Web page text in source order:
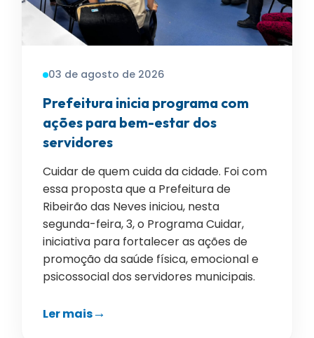
03 de agosto de 2026
Prefeitura inicia programa com
ações para bem-estar dos
servidores
Cuidar de quem cuida da cidade. Foi com
essa proposta que a Prefeitura de
Ribeirão das Neves iniciou, nesta
segunda-feira, 3, o Programa Cuidar,
iniciativa para fortalecer as ações de
promoção da saúde física, emocional e
psicossocial dos servidores municipais.
Ler mais